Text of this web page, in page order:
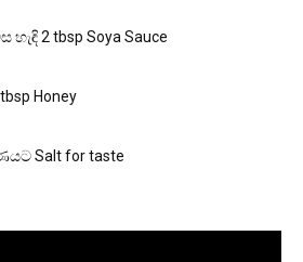
2 tbsp Soya Sauce
Honey
Salt for taste